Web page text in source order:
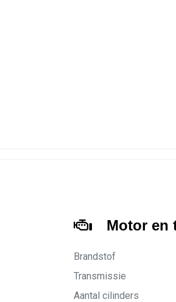
Motor en
Brandstof
Transmissie
Aantal cilinders